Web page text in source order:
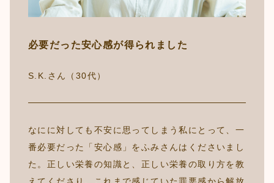
必要だった安心感が得られました
S.K.さん（30代）
なにに対しても不安に思ってしまう私にとって、一
番必要だった「安心感」をふみさんはくださいまし
た。正しい栄養の知識と、正しい栄養の取り方を教